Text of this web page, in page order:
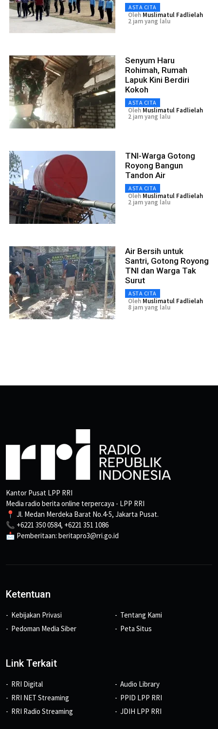
ASTA CITA
Oleh Muslimatul Fadlielah
2 jam yang lalu
Senyum Haru
Rohimah, Rumah
Lapuk Kini Berdiri
Kokoh
ASTA CITA
Oleh Muslimatul Fadlielah
2 jam yang lalu
TNI-Warga Gotong
Royong Bangun
Tandon Air
ASTA CITA
Oleh Muslimatul Fadlielah
2 jam yang lalu
Air Bersih untuk
Santri, Gotong Royong
TNI dan Warga Tak
Surut
ASTA CITA
Oleh Muslimatul Fadlielah
8 jam yang lalu
Kantor Pusat LPP RRI
Media radio berita online terpercaya - LPP RRI
📍 Jl. Medan Merdeka Barat No.4-5, Jakarta Pusat.
📞 +6221 350 0584, +6221 351 1086
📩 Pemberitaan: beritapro3@rri.go.id
Ketentuan
Kebijakan Privasi
Pedoman Media Siber
Tentang Kami
Peta Situs
Link Terkait
RRI Digital
RRI NET Streaming
RRI Radio Streaming
Audio Library
PPID LPP RRI
JDIH LPP RRI